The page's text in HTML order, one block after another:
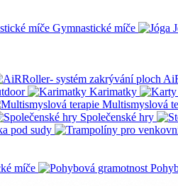
Gymnastické míče
Karimatky
Multismyslová
Společenské hry
pod sudy
míče